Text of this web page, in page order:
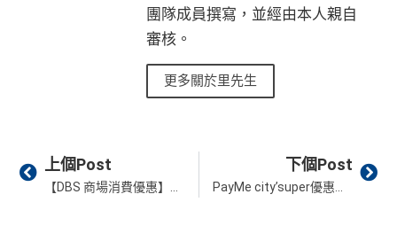
團隊成員撰寫，並經由本人親自
審核。
更多關於里先生
Prev
上個Post 下個Post